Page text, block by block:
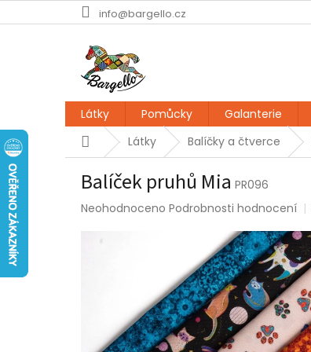
na
info@bargello.cz
Látky Pomůcky Galanterie
DomůLátky Balíčky a čtverce
Balíček pruhů Mia PR096
Průměrné
produktu
hvězdiček.
Neohodnoceno Podrobnosti hodnocení